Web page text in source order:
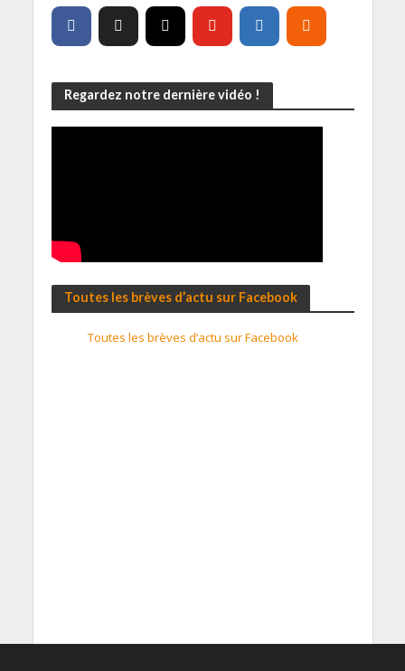
Regardez notre dernière vidéo !
Toutes les brèves d’actu sur Facebook
Toutes les brèves d’actu sur Facebook